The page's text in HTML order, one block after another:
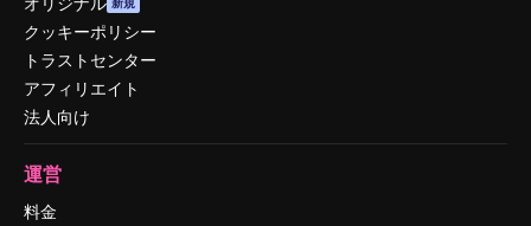
クッキーポリシー
トラストセンター
アフィリエイト
法人向け
運営
料金